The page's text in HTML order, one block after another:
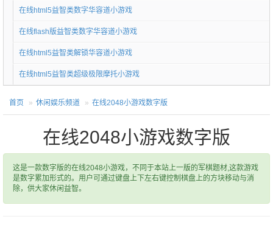
在线html5益智类数字华容道小游戏
在线flash版益智类数字华容道小游戏
在线html5益智类解锁华容道小游戏
在线html5益智类超级极限摩托小游戏
首页 休闲娱乐频道 在线2048小游戏数字版
在线2048小游戏数字版
这是一款数字版的在线2048小游戏，不同于本站上一版的军棋题材,这款游戏
是数字累加形式的。用户可通过键盘上下左右键控制棋盘上的方块移动与消
除，供大家休闲益智。